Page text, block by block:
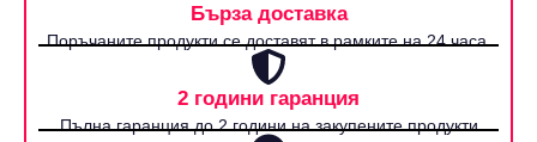
Бърза доставка
Поръчаните продукти се доставят в рамките на 24 часа.
2 години гаранция
Пълна гаранция до 2 години на закупените продукти